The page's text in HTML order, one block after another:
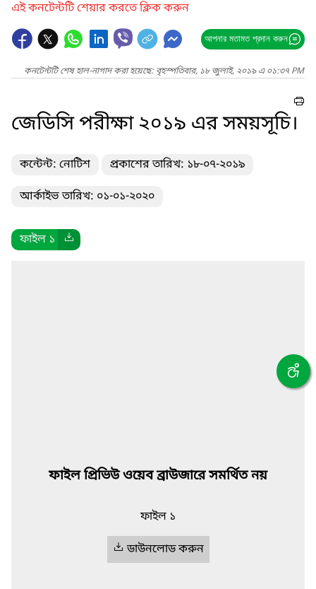
এই কনটেন্টটি শেয়ার করতে ক্লিক করুন
আপনার মতামত প্রদান করুন
কনটেন্টটি শেষ হাল-নাগাদ করা হয়েছে: বৃহস্পতিবার, ১৮ জুলাই, ২০১৯ এ ০১:৩৭ PM
জেডিসি পরীক্ষা ২০১৯ এর সময়সূচি।
কন্টেন্ট: নোটিশ প্রকাশের তারিখ: ১৮-০৭-২০১৯
আর্কাইভ তারিখ: ০১-০১-২০২০
ফাইল ১
ফাইল প্রিভিউ ওয়েব ব্রাউজারে সমর্থিত নয়
ফাইল ১
ডাউনলোড করুন